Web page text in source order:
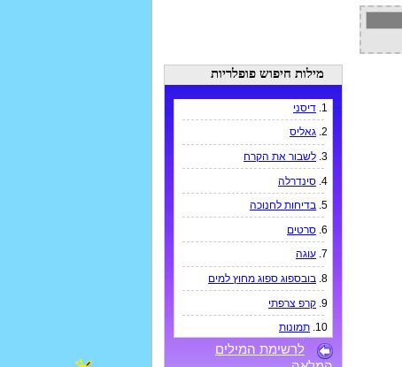
מילות חיפוש פופלריות
1. דיסני
2. גאליס
3. לשבור את הקרח
4. סינדרלה
5. בדיחות לחנוכה
6. סרטים
7. עוגה
8. בובספוג ספוג מחוץ למים
9. קרפ צרפתי
10. תמונות
לרשימת המילים